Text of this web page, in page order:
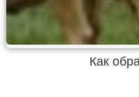
Как